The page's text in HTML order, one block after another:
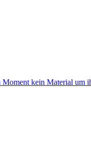
kein Material um